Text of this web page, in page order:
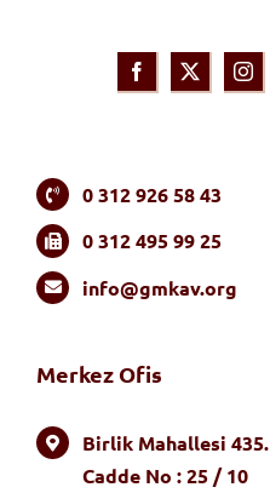
0 312 926 58 43
0 312 495 99 25
info@gmkav.org
Merkez Ofis
Birlik Mahallesi 435.
Cadde No : 25 / 10